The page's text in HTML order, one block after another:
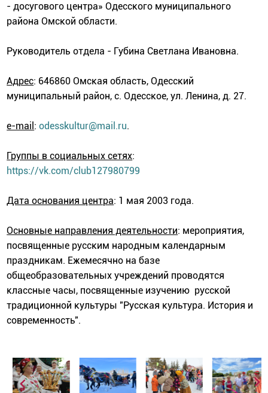
- досугового центра» Одесского муниципального
района Омской области.
Руководитель отдела - Губина Светлана Ивановна.
Адрес: 646860 Омская область, Одесский
муниципальный район, с. Одесское, ул. Ленина, д. 27.
e-mail :odesskultur@mail.ru.
Группы в социальных сетях:
https://vk.com/club127980799
Дата основания центра: 1 мая 2003 года.
Основные направления деятельности: мероприятия,
посвященные русским народным календарным
праздникам. Ежемесячно на базе
общеобразовательных учреждений проводятся
классные часы, посвященные изучению русской
традиционной культуры "Русская культура. История и
современность".